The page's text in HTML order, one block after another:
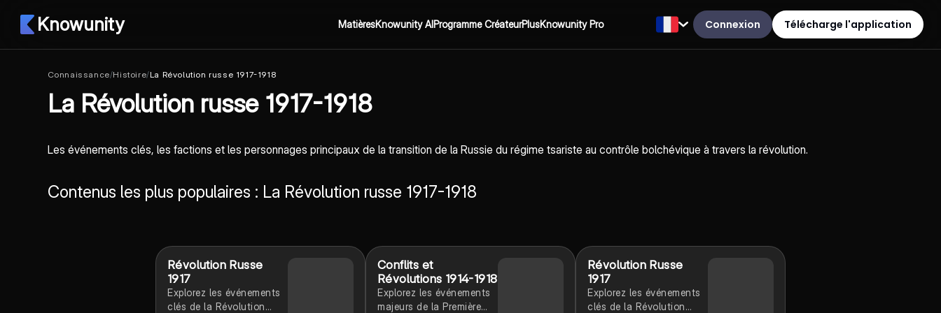
Knowunity MatièresKnowunity AIProgramme CréateurPlusKnowunity Pro Connexion Télécharge l'application
Connaissance/Histoire/La Révolution russe 1917-1918
La Révolution russe 1917-1918
Les événements clés, les factions et les personnages principaux de la transition de la Russie du régime tsariste au contrôle bolchévique à travers la révolution.
Contenus les plus populaires : La Révolution russe 1917-1918
Révolution Russe
1917
Explorez les événements
clés de la Révolution
Conflits et
Révolutions 1914-1918
Explorez les événements
majeurs de la Première
Révolution Russe
1917
Explorez les événements
clés de la Révolution